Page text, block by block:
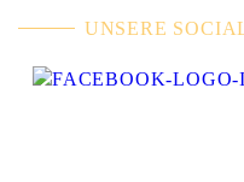
UNSERE